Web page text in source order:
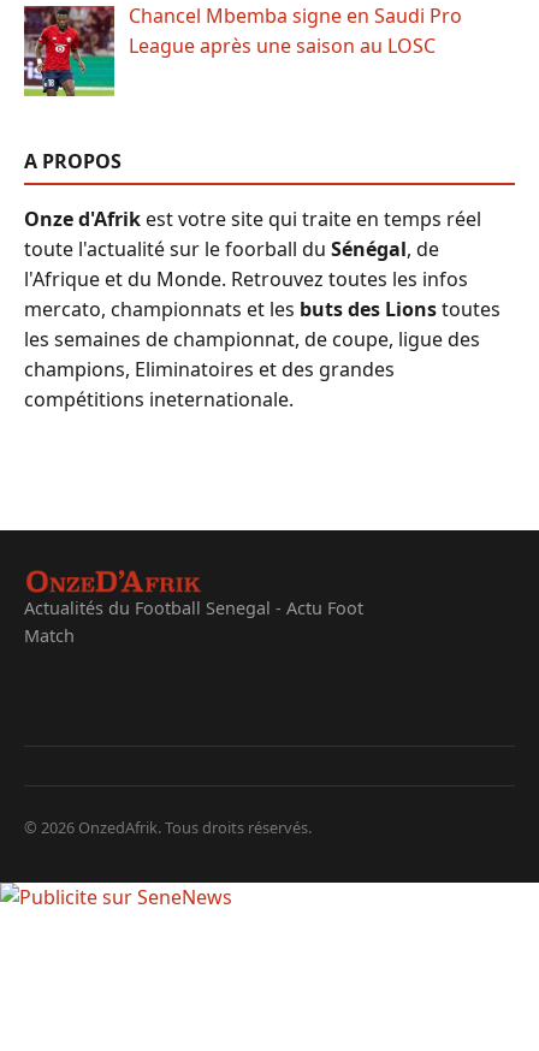
Chancel Mbemba signe en Saudi Pro
League après une saison au LOSC
A PROPOS
Onze d'Afrikest votre site qui traite en temps réel
toute l'actualité sur le foorball du Sénégal, de
l'Afrique et du Monde. Retrouvez toutes les infos
mercato, championnats et les buts des Lionstoutes
les semaines de championnat, de coupe, ligue des
champions, Eliminatoires et des grandes
compétitions ineternationale.
Actualités du Football Senegal - Actu Foot
Match
© 2026 OnzedAfrik. Tous droits réservés.